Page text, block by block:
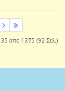
από 1375 (92 Σελ.)